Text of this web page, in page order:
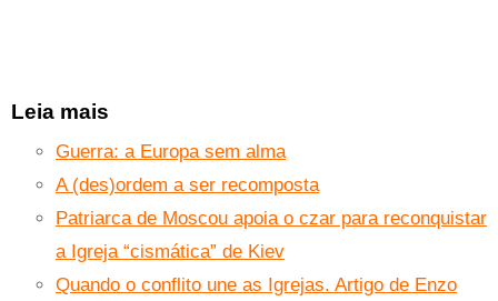
Leia mais
Guerra: a Europa sem alma
A (des)ordem a ser recomposta
Patriarca de Moscou apoia o czar para reconquistar
a Igreja “cismática” de Kiev
Quando o conflito une as Igrejas. Artigo de Enzo